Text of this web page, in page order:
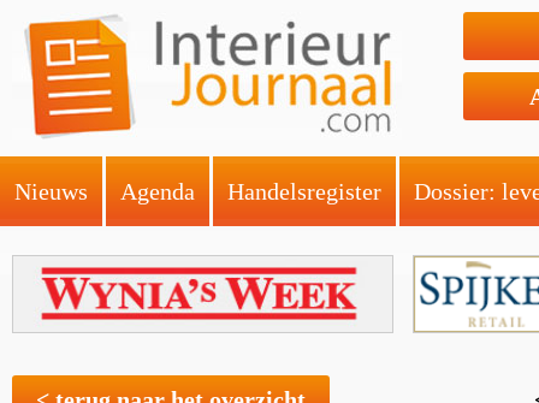
Nieuws Agenda Handelsregister Dossier: